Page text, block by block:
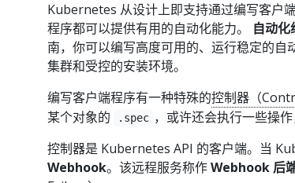
Kubernetes 从设计上即支持通过编写客户
程序都可以提供有用的自动化能力。 自动化
南，你可以编写高度可用的、运行稳定的
集群和受控的安装环境。
编写客户端程序有一种特殊的控制器（
某个对象的
.spec ，或许还会执行一些操
控制器是 Kubernetes API 的客户端。当
Webhook。该远程服务称作Webhook 后